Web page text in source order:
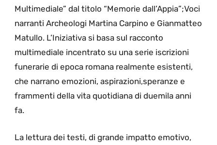
Multimediale” dal titolo “Memorie dall’Appia”;Voci
narranti Archeologi Martina Carpino e Gianmatteo
Matullo. L’Iniziativa si basa sul racconto
multimediale incentrato su una serie iscrizioni
funerarie di epoca romana realmente esistenti,
che narrano emozioni, aspirazioni,speranze e
frammenti della vita quotidiana di duemila anni
fa.
La lettura dei testi, di grande impatto emotivo,